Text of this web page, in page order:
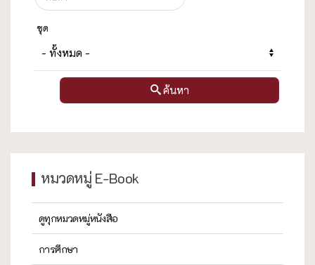
ชุด
ค้นหา
หมวดหมู่ E-Book
ดูทุกหมวดหมู่หนังสือ
การศึกษา